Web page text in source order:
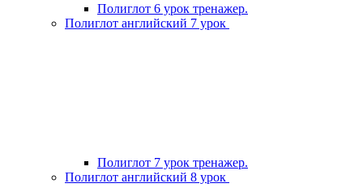
Полиглот 6 урок тренажер.
Полиглот английский 7 урок
Полиглот 7 урок тренажер.
Полиглот английский 8 урок